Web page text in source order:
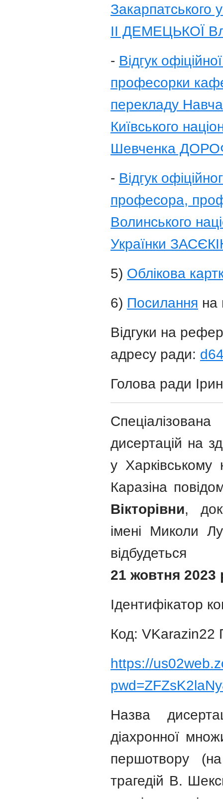
Закарпатського
ІІ ДЕМЕЦЬКОЇ
- Відгук
професорки
перекладу
Київського
Шевченка
- Відгук
професора,
Волинського
Українки
5) Облікова
6) Посилання на
Відгуки на
адресу ради:
Голова ради
дисертацій на
у Харківському
Каразіна
Вікторівни,
імені Миколи
відбудеться
21 жовтня 2023
Ідентифікатор
Код: VKarazin22
https://
Назва
діахронної
першотвору (на
трагедій В.